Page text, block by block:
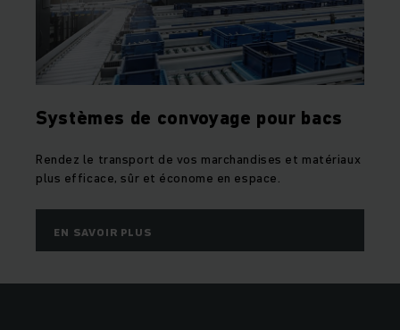
Systèmes de convoyage pour bacs
Rendez le transport de vos marchandises et matériaux
plus efficace, sûr et économe en espace.
EN SAVOIR PLUS